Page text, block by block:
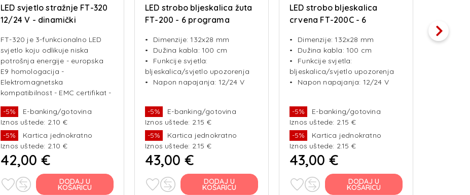
LED svjetlo stražnje FT-320
12/24 V - dinamički
FT-320 je 3-funkcionalno LED
svjetlo koju odlikuje niska
potrošnja energije - europska
E9 homologacija -
Elektromagnetska
kompatibilnost - EMC certifikat -
integrirani kabel 2x0,75 mm
FUNKCIJE: pozicija, štop,
-5%
E-banking/gotovina
Iznos uštede: 2.10 €
-5%
Kartica jednokratno
Iznos uštede: 2.10 €
42,00 €
DODAJ U
KOŠARICU
LED strobo bljeskalica žuta
FT-200 - 6 programa
Dimenzije: 132x28 mm
Dužina kabla: 100 cm
Funkcije svjetla:
bljeskalica/svjetlo upozorenja
Napon napajanja: 12/24 V
-5%
E-banking/gotovina
Iznos uštede: 2.15 €
-5%
Kartica jednokratno
Iznos uštede: 2.15 €
43,00 €
DODAJ U
KOŠARICU
LED strobo bljeskalica
crvena FT-200C - 6
Dimenzije: 132x28 mm
Dužina kabla: 100 cm
Funkcije svjetla:
bljeskalica/svjetlo upozorenja
Napon napajanja: 12/24 V
-5%
E-banking/gotovina
Iznos uštede: 2.15 €
-5%
Kartica jednokratno
Iznos uštede: 2.15 €
43,00 €
DODAJ U
KOŠARICU